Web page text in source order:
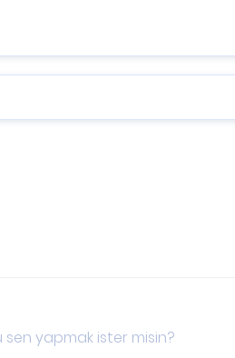
yapmak ister misin?